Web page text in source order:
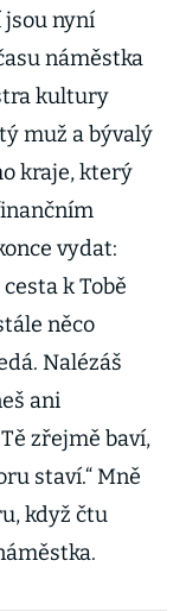
nyní
náměstka
kultury
muž a bývalý
kraje, který
vydat:
k Tobě
něco
Nalézáš
ani
zřejmě baví,
staví.“ Mně
když čtu